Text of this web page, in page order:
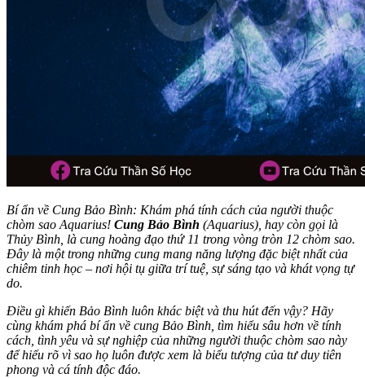
Bí ẩn về Cung Bảo Bình: Khám phá tính cách của người thuộc
chòm sao Aquarius! Cung Bảo Bình (Aquarius), hay còn gọi là
Thủy Bình, là cung hoàng đạo thứ 11 trong vòng tròn 12 chòm sao.
Đây là một trong những cung mang năng lượng đặc biệt nhất của
chiêm tinh học – nơi hội tụ giữa trí tuệ, sự sáng tạo và khát vọng tự
do.
Điều gì khiến Bảo Bình luôn khác biệt và thu hút đến vậy? Hãy
cùng khám phá bí ẩn về cung Bảo Bình, tìm hiểu sâu hơn về tính
cách, tình yêu và sự nghiệp của những người thuộc chòm sao này
để hiểu rõ vì sao họ luôn được xem là biểu tượng của tư duy tiên
phong và cá tính độc đáo.